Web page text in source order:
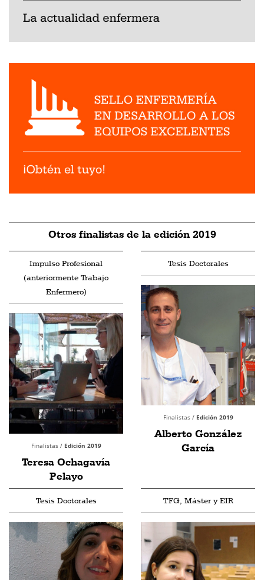
Otros finalistas de la edición 2019
Impulso Profesional
(anteriormente Trabajo
Enfermero)
Finalistas / Edición 2019
Teresa Ochagavía
Pelayo
Tesis Doctorales
Finalistas / Edición 2019
Alberto González
García
Tesis Doctorales TFG, Máster y EIR